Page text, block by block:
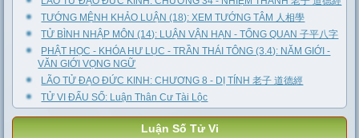
TƯỚNG MỆNH KHẢO LUẬN (18): XEM TƯỚNG TÂM 人相學
TỬ BÌNH NHẬP MÔN (14): LUẬN VẬN HẠN - TỔNG QUAN 子平八字
PHẬT HỌC - KHÓA HƯ LỤC - TRẦN THÁI TÔNG (3.4): NĂM GIỚI -
VĂN GIỚI VỌNG NGỮ
LÃO TỬ ĐẠO ĐỨC KINH: CHƯƠNG 8 - DỊ TÍNH 老子 道德經
TỬ VI ĐẨU SỐ: Luận Thân Cư Tài Lộc
Luận Số Tử Vi